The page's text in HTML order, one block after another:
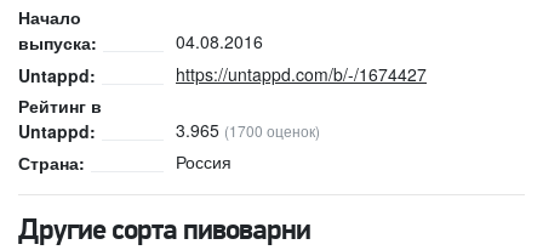
Начало
выпуска:
04.08.2016
Untappd:
https://untappd.com/b/-/1674427
Рейтинг в
Untappd:
3.965 (1700 оценок)
Страна: Россия
Другие сорта пивоварни